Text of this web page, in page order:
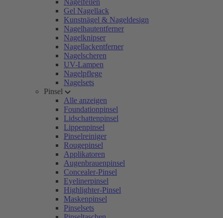
Nagelfeilen
Gel Nagellack
Kunstnägel & Nageldesign
Nagelhautentferner
Nagelknipser
Nagellackentferner
Nagelscheren
UV-Lampen
Nagelpflege
Nagelsets
Pinsel
Alle anzeigen
Foundationpinsel
Lidschattenpinsel
Lippenpinsel
Pinselreiniger
Rougepinsel
Applikatoren
Augenbrauenpinsel
Concealer-Pinsel
Eyelinerpinsel
Highlighter-Pinsel
Maskenpinsel
Pinselsets